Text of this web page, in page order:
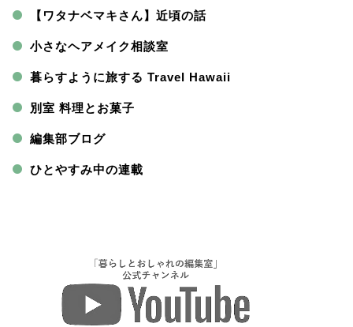
【ワタナベマキさん】近頃の話
小さなヘアメイク相談室
暮らすように旅する Travel Hawaii
別室 料理とお菓子
編集部ブログ
ひとやすみ中の連載